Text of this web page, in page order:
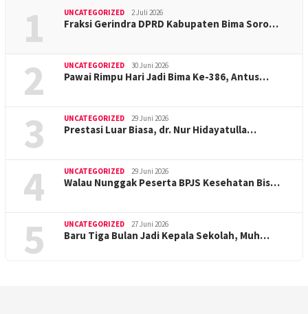
1 UNCATEGORIZED 2 Juli 2026
Fraksi Gerindra DPRD Kabupaten Bima Soro…
2 UNCATEGORIZED 30 Juni 2026
Pawai Rimpu Hari Jadi Bima Ke-386, Antus…
3 UNCATEGORIZED 29 Juni 2026
Prestasi Luar Biasa, dr. Nur Hidayatulla…
4 UNCATEGORIZED 29 Juni 2026
Walau Nunggak Peserta BPJS Kesehatan Bis…
5 UNCATEGORIZED 27 Juni 2026
Baru Tiga Bulan Jadi Kepala Sekolah, Muh…